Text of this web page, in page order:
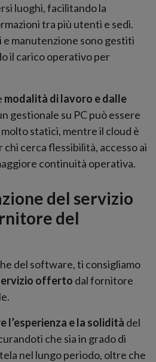
luoghi, facilitando la
tra più utenti e sedi.
manutenzione sono gestiti
il carico operativo per
modalità di lavoro e dalle
gestionale su PC può essere
statici, mentre il cloud è
chi cerca flessibilità, accesso ai
continuità operativa.
del servizio
del
del software, ti consigliamo
offerto dal fornitore
l’esperienza e la solidità del
che sia in grado di
nel lungo periodo, oltre che